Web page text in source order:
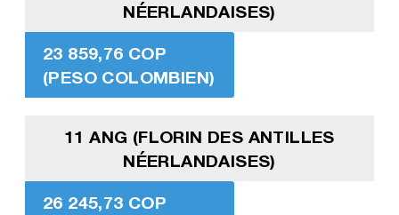
NÉERLANDAISES)
23 859,76 COP
(PESO COLOMBIEN)
11 ANG (FLORIN DES ANTILLES
NÉERLANDAISES)
26 245,73 COP